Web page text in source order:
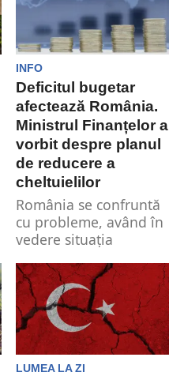
INFO
Deficitul bugetar
afectează România.
Ministrul Finanțelor a
vorbit despre planul
de reducere a
cheltuielilor
România se confruntă
cu probleme, având în
vedere situația
Ministrul Finanțelor,
Tanczos Barna, a...
LUMEA LA ZI